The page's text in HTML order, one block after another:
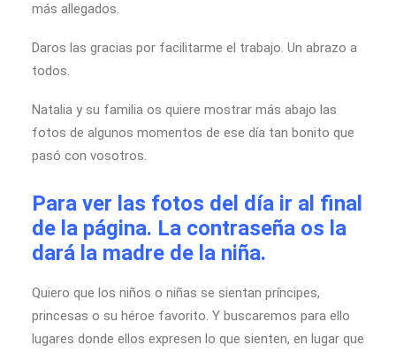
más allegados.
Daros las gracias por facilitarme el trabajo. Un abrazo a
todos.
Natalia y su familia os quiere mostrar más abajo las
fotos de algunos momentos de ese día tan bonito que
pasó con vosotros.
Para ver las fotos del día ir al final
de la página. La contraseña os la
dará la madre de la niña.
Quiero que los niños o niñas se sientan príncipes,
princesas o su héroe favorito. Y buscaremos para ello
lugares donde ellos expresen lo que sienten, en lugar que